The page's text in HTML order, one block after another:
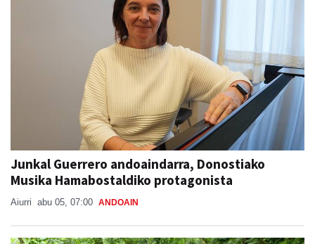
Junkal Guerrero andoaindarra, Donostiako
Musika Hamabostaldiko protagonista
Aiurri abu 05, 07:00 ANDOAIN